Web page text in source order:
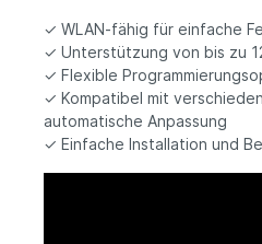
✓ WLAN-fähig für einfache
✓ Unterstützung von bis zu
✓ Flexible
✓ Kompatibel mit
automatische Anpassung
✓ Einfache Installation und